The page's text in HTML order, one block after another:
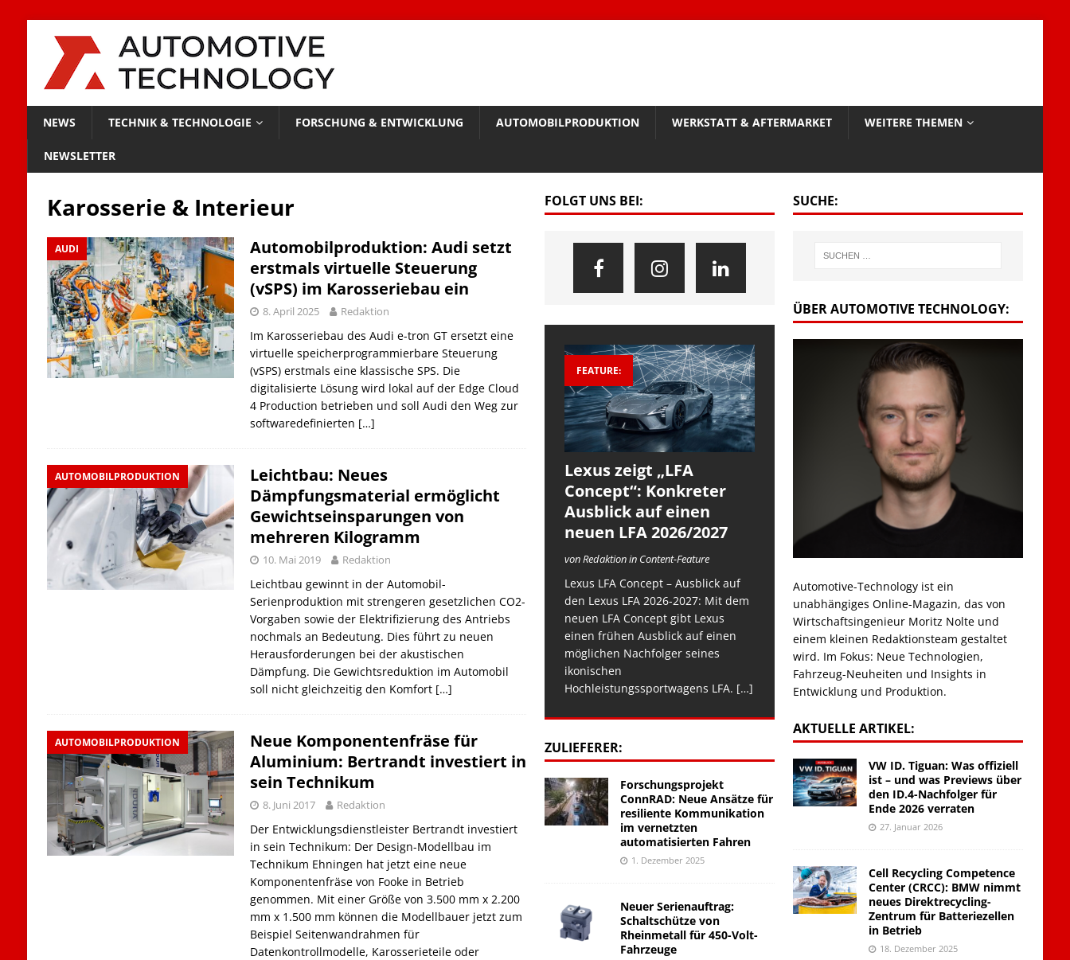
NEWS TECHNIK & TECHNOLOGIE FORSCHUNG & ENTWICKLUNG AUTOMOBILPRODUKTION WERKSTATT & AFTERMARKET WEITERE THEMEN
NEWSLETTER
Karosserie & Interieur
AUDI
Automobilproduktion: Audi setzt
erstmals virtuelle Steuerung
(vSPS) im Karosseriebau ein
8. April 2025 Redaktion
Im Karosseriebau des Audi e-tron GT ersetzt eine
virtuelle speicherprogrammierbare Steuerung
(vSPS) erstmals eine klassische SPS. Die
digitalisierte Lösung wird lokal auf der Edge Cloud
4 Production betrieben und soll Audi den Weg zur
softwaredefinierten […]
AUTOMOBILPRODUKTION
Leichtbau: Neues
Dämpfungsmaterial ermöglicht
Gewichtseinsparungen von
mehreren Kilogramm
10. Mai 2019 Redaktion
Leichtbau gewinnt in der Automobil-
Serienproduktion mit strengeren gesetzlichen CO2-
Vorgaben sowie der Elektrifizierung des Antriebs
nochmals an Bedeutung. Dies führt zu neuen
Herausforderungen bei der akustischen
Dämpfung. Die Gewichtsreduktion im Automobil
soll nicht gleichzeitig den Komfort […]
AUTOMOBILPRODUKTION
Neue Komponentenfräse für
Aluminium: Bertrandt investiert in
sein Technikum
8. Juni 2017 Redaktion
Der Entwicklungsdienstleister Bertrandt investiert
in sein Technikum: Der Design-Modellbau im
Technikum Ehningen hat jetzt eine neue
Komponentenfräse von Fooke in Betrieb
genommen. Mit einer Größe von 3.500 mm x 2.200
mm x 1.500 mm können die Modellbauer jetzt zum
Beispiel Seitenwandrahmen für
Datenkontrollmodelle, Karosserieteile oder
FOLGT UNS BEI:
FEATURE:
Lexus zeigt „LFA
Concept“: Konkreter
Ausblick auf einen
neuen LFA 2026/2027
von Redaktion in Content-Feature
Lexus LFA Concept – Ausblick auf
den Lexus LFA 2026-2027: Mit dem
neuen LFA Concept gibt Lexus
einen frühen Ausblick auf einen
möglichen Nachfolger seines
ikonischen
Hochleistungssportwagens LFA. […]
ZULIEFERER:
Forschungsprojekt
ConnRAD: Neue Ansätze für
resiliente Kommunikation
im vernetzten
automatisierten Fahren
1. Dezember 2025
Neuer Serienauftrag:
Schaltschütze von
Rheinmetall für 450-Volt-
Fahrzeuge
SUCHE:
ÜBER AUTOMOTIVE TECHNOLOGY:
Automotive-Technology ist ein
unabhängiges Online-Magazin, das von
Wirtschaftsingenieur Moritz Nolte und
einem kleinen Redaktionsteam gestaltet
wird. Im Fokus: Neue Technologien,
Fahrzeug-Neuheiten und Insights in
Entwicklung und Produktion.
AKTUELLE ARTIKEL:
VW ID. Tiguan: Was offiziell
ist – und was Previews über
den ID.4-Nachfolger für
Ende 2026 verraten
27. Januar 2026
Cell Recycling Competence
Center (CRCC): BMW nimmt
neues Direktrecycling-
Zentrum für Batteriezellen
in Betrieb
18. Dezember 2025